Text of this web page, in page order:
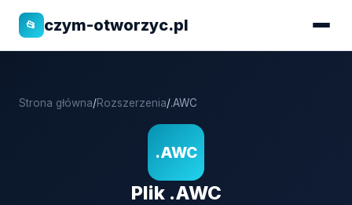
📂 czym-otworzyc.pl
Strona główna/Rozszerzenia/.AWC
.AWC
Plik .AWC